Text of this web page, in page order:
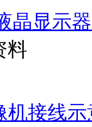
晶显示
料
机接线